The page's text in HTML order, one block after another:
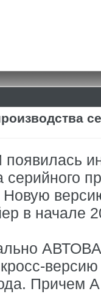
серийного
Новую
в начале
Причем